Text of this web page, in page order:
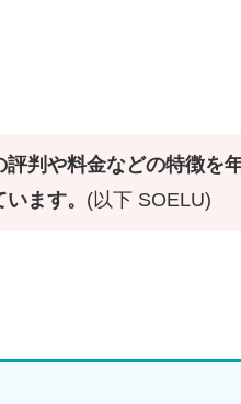
評判や料金などの特徴を
ます。 (以下 SOELU)